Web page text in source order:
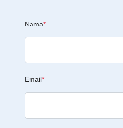
Nama*
Email*